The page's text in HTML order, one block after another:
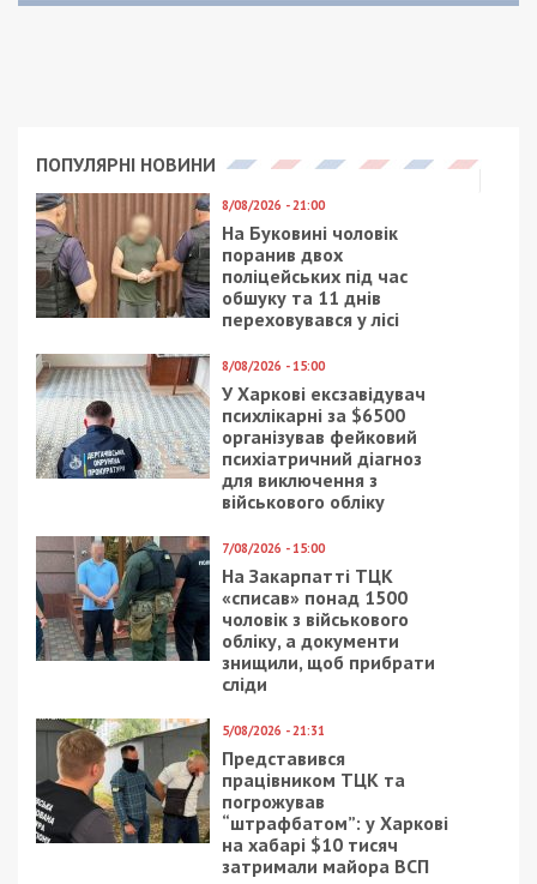
ПОПУЛЯРНІ НОВИНИ
8/08/2026 - 21:00
На Буковині чоловік
поранив двох
поліцейських під час
обшуку та 11 днів
переховувався у лісі
8/08/2026 - 15:00
У Харкові ексзавідувач
психлікарні за $6500
організував фейковий
психіатричний діагноз
для виключення з
військового обліку
7/08/2026 - 15:00
На Закарпатті ТЦК
«списав» понад 1500
чоловік з військового
обліку, а документи
знищили, щоб прибрати
сліди
5/08/2026 - 21:31
Представився
працівником ТЦК та
погрожував
“штрафбатом”: у Харкові
на хабарі $10 тисяч
затримали майора ВСП